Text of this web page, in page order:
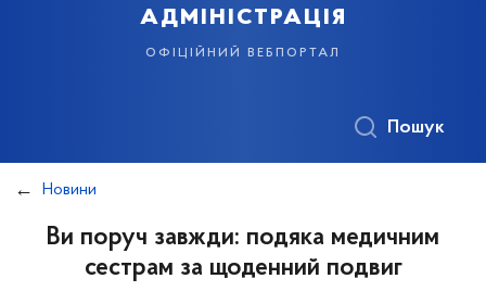
адміністрація
офіційний вебпортал
Пошук
Новини
Ви поруч завжди: подяка медичним
сестрам за щоденний подвиг